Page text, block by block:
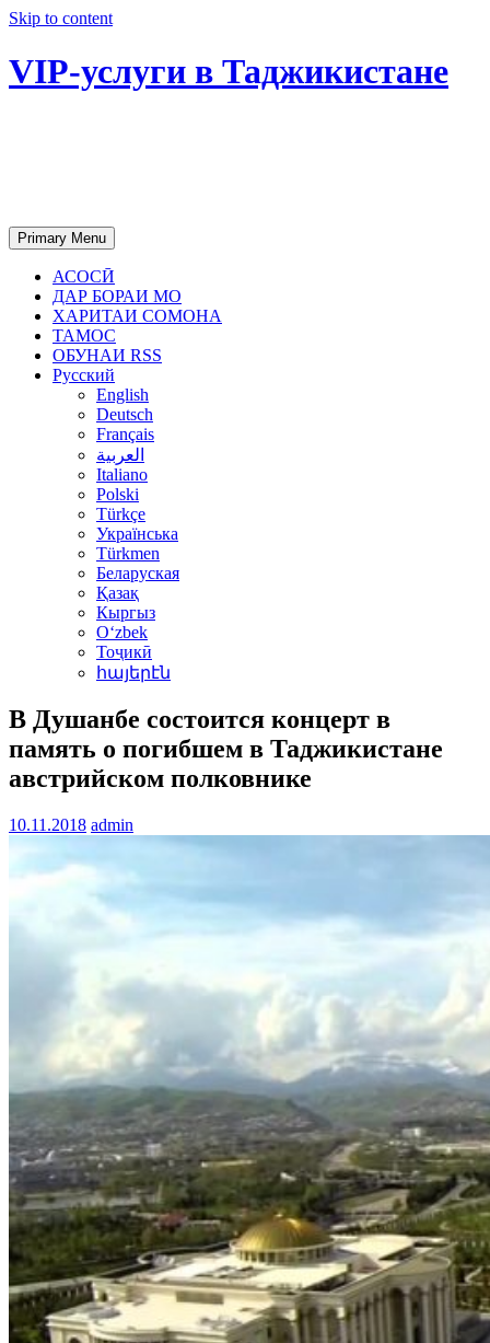
Skip to content
VIP-услуги в Таджикистане
Primary Menu
АСОСӢ
ДАР БОРАИ МО
ХАРИТАИ СОМОНА
ТАМОС
ОБУНАИ RSS
Русский
English
Deutsch
Français
العربية
Italiano
Polski
Türkçe
Українська
Türkmen
Беларуская
Қазақ
Кыргыз
Oʻzbek
Тоҷикӣ
հայերէն
В Душанбе состоится концерт в
память о погибшем в Таджикистане
австрийском полковнике
10.11.2018 admin